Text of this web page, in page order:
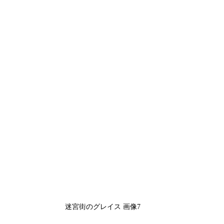
迷宮街のグレイス 画像7